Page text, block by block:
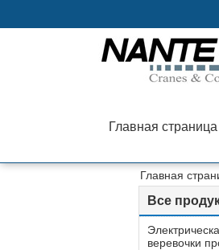
Главная страница
Главная
Все
веревочки